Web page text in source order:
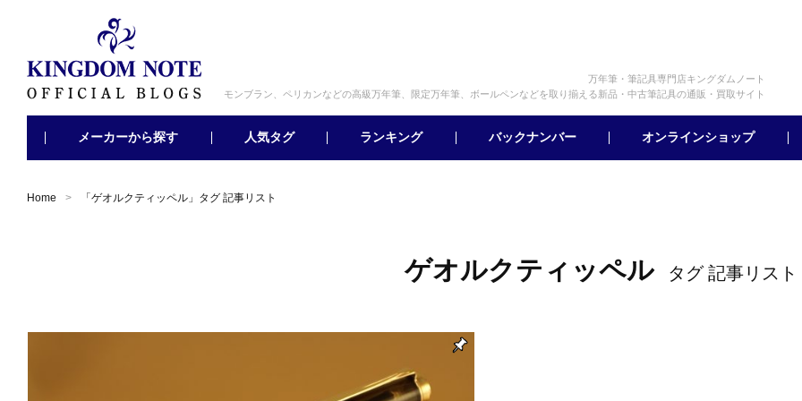
万年筆・筆記具専門店キングダムノート
モンブラン、ペリカンなどの高級万年筆、限定万年筆、ボールペンなどを取り揃える新品・中古筆記具の通販・買取サイト
メーカーから探す 人気タグ ランキング バックナンバー オンラインショップ
Home 「 ゲオルクティッペル 」タグ 記事リスト
ゲオルクティッペル タグ 記事リスト